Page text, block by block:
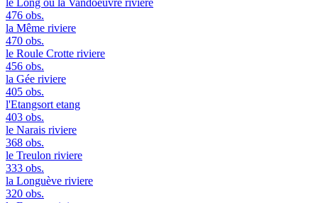
476 obs.
la Même riviere
470 obs.
le Roule Crotte riviere
456 obs.
la Gée riviere
405 obs.
l'Etangsort etang
403 obs.
le Narais riviere
368 obs.
le Treulon riviere
333 obs.
la Longuève riviere
320 obs.